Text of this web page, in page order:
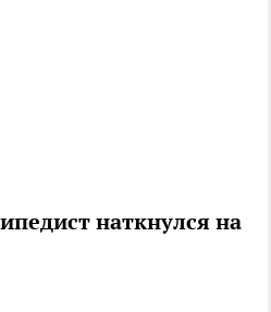
наткнулся на